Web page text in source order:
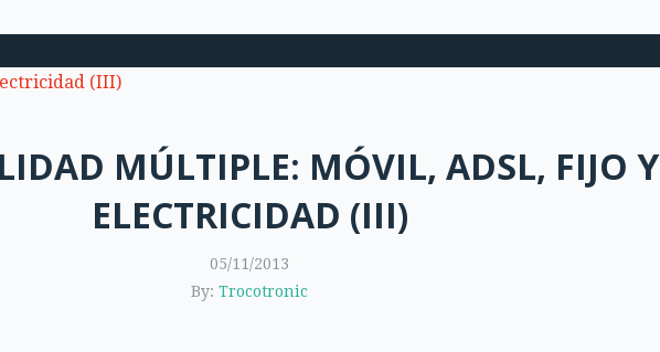
MÚLTIPLE: MÓVIL, ADSL, FIJO Y
ELECTRICIDAD (III)
05/11/2013
By: Trocotronic